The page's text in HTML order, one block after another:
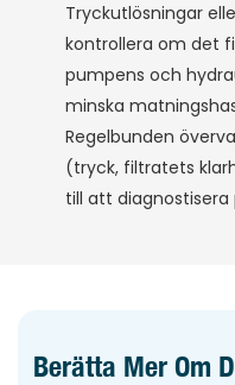
Tryckutlösningar
kontrollera om det
pumpens och
minska
Regelbunden
(tryck, filtratets
till att
Berätta Mer Om